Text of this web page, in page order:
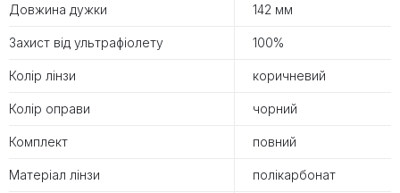
Довжина дужки 142 мм
Захист від ультрафіолету 100%
Колір лінзи коричневий
Колір оправи чорний
Комплект повний
Матеріал лінзи полікарбонат